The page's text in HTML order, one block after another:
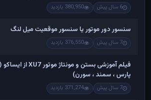
6 سال پیش 380,950 بازدید
سنسور دور موتور یا سنسور موقعیت میل لنگ
7 سال پیش 376,550 بازدید
پارس ، سمند ، سورن)
7 سال پیش 371,274 بازدید